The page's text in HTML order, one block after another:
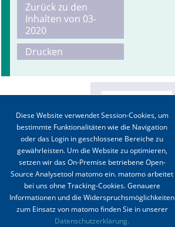
Zurück zu den
Inhalten von 03-
2020
Drucken
Impressum Datenschutz
Diese Website verwendet Session-Cookies, um
bestimmte Funktionalitäten wie die Navigation
oder das Login in geschlossene Bereiche zu
gewährleisten. Um die Website zu optimieren,
setzen wir das On-Premise betriebene Open-
Source Analysetool matomo ein. matomo arbeitet
bei uns ohne Tracking-Cookies. Genauere
Informationen und die Widerspruchsmöglichkeiten
zum Einsatz von matomo finden Sie in unserer
Datenschutzerklärung.